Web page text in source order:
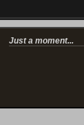
Just a moment...